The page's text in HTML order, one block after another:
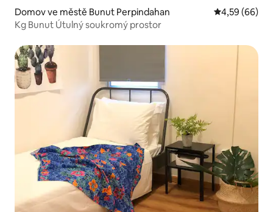
Domov ve městě Bunut Perpindahan Průměrné
4,59 (66)
Kg Bunut Útulný soukromý prostor